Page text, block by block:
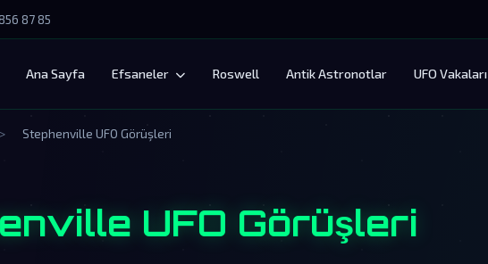
87 85
Ana Sayfa Efsaneler Roswell Antik Astronotlar UFO Vakaları
> Stephenville UFO Görüşleri
UFO Görüşleri